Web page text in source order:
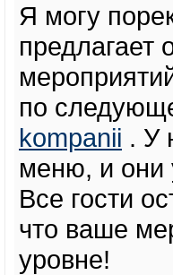
Я могу
предлагает
по
kompanii . У
меню, и они
Все гости
что ваше
уровне!